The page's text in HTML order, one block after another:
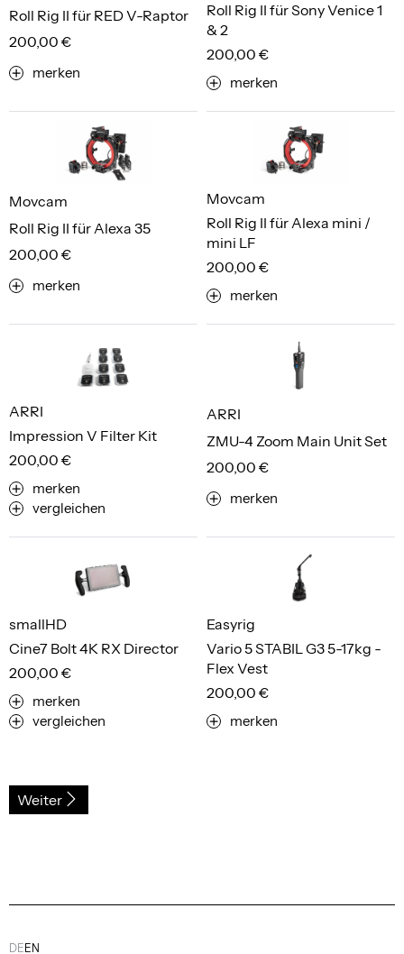
Roll Rig II für RED V-Raptor
200,00 €
merken
Roll Rig II für Sony Venice 1
& 2
200,00 €
merken
Roll Rig II für Alexa 35
Movcam
200,00 €
merken
Roll Rig II für Alexa mini /
mini LF
Movcam
200,00 €
merken
Impression V Filter Kit
ARRI
200,00 €
merken
vergleichen
ZMU-4 Zoom Main Unit Set
ARRI
200,00 €
merken
Cine7 Bolt 4K RX Director
smallHD
200,00 €
merken
vergleichen
Vario 5 STABIL G3 5-17kg -
Flex Vest
Easyrig
200,00 €
merken
Weiter
DE EN